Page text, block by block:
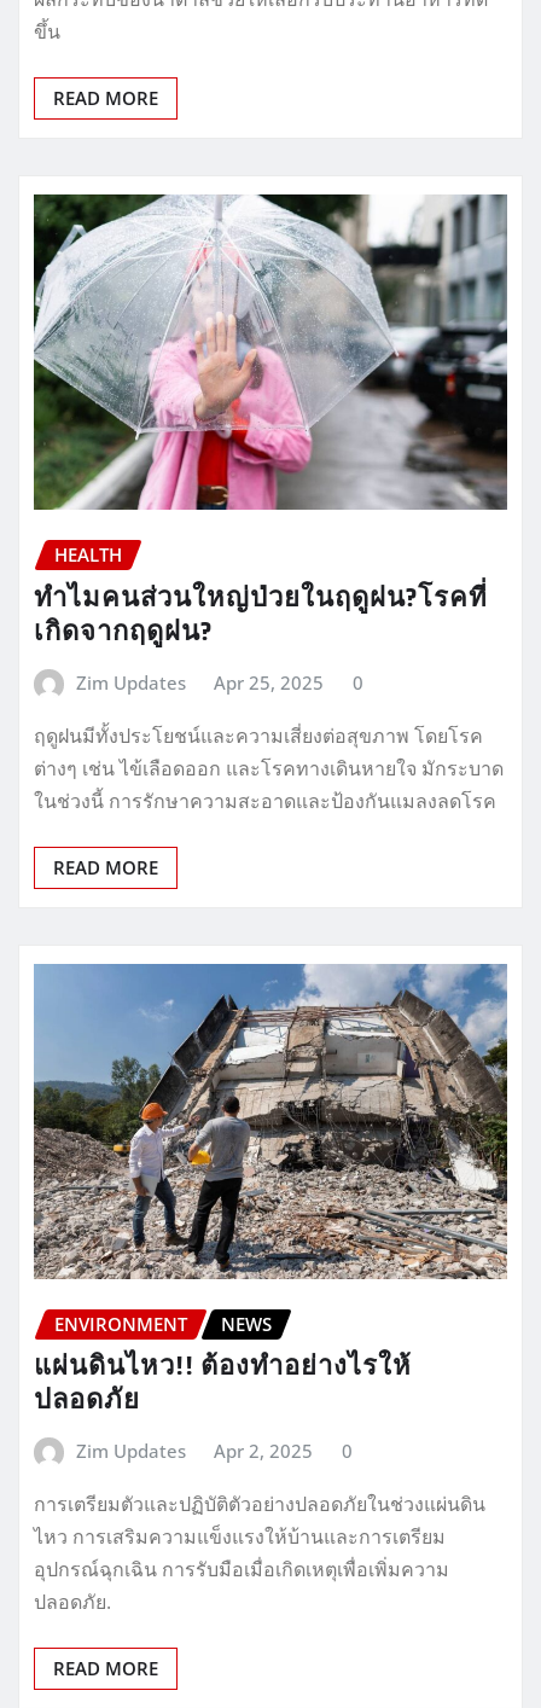
ขึ้น
READ MORE
HEALTH
ทำไมคนส่วนใหญ่ป่วยในฤดูฝน?โรคที่
เกิดจากฤดูฝน?
Zim Updates Apr 25, 2025 0
ฤดูฝนมีทั้งประโยชน์และความเสี่ยงต่อสุขภาพ โดยโรค
ต่างๆ เช่น ไข้เลือดออก และโรคทางเดินหายใจ มักระบาด
ในช่วงนี้ การรักษาความสะอาดและป้องกันแมลงลดโรค
READ MORE
ENVIRONMENT NEWS
แผ่นดินไหว!! ต้องทำอย่างไรให้
ปลอดภัย
Zim Updates Apr 2, 2025 0
การเตรียมตัวและปฏิบัติตัวอย่างปลอดภัยในช่วงแผ่นดิน
ไหว การเสริมความแข็งแรงให้บ้านและการเตรียม
อุปกรณ์ฉุกเฉิน การรับมือเมื่อเกิดเหตุเพื่อเพิ่มความ
ปลอดภัย.
READ MORE